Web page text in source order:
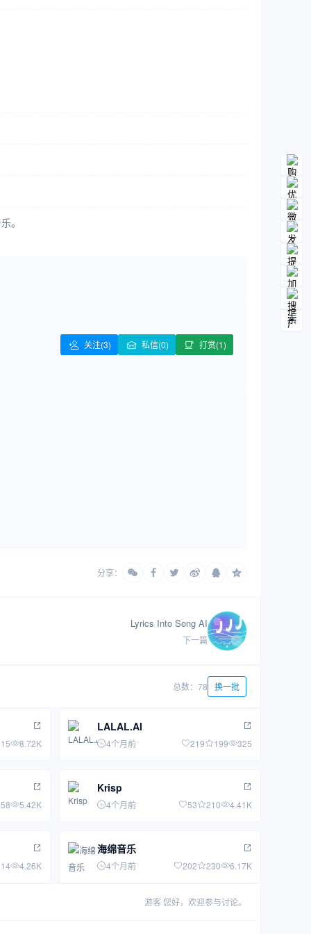
。
关注(3) 私信(0) 打赏(1)
分享：
Lyrics Into Song AI
下一篇
总数：78 换一批
15 8.72K
LALAL.AI
4个月前 219 199 325
5.42K
Krisp
4个月前 53 210 4.41K
4.26K
海绵音乐
4个月前 202 230 6.17K
游客 您好，欢迎参与讨论。